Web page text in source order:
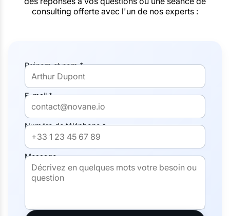
consulting offerte avec l'un de nos experts :
Prénom et nom *
E-mail *
Numéro de téléphone *
Message